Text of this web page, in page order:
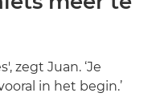
zegt Juan. ‘Je
in het begin.’